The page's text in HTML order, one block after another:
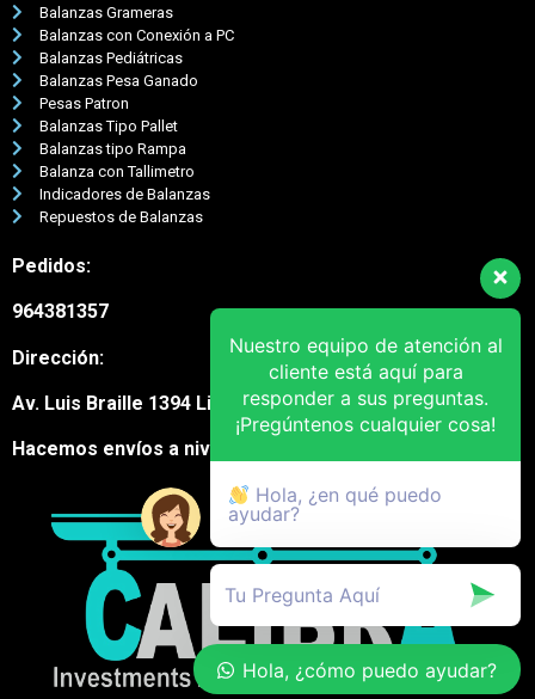
Balanzas Grameras
Balanzas con Conexión a PC
Balanzas Pediátricas
Balanzas Pesa Ganado
Pesas Patron
Balanzas Tipo Pallet
Balanzas tipo Rampa
Balanza con Tallimetro
Indicadores de Balanzas
Repuestos de Balanzas
Pedidos:
964381357
Dirección:
Av. Luis Braille 1394 Lima Cercado
Hacemos envíos a nivel nacional
Nuestro equipo de atención al
cliente está aquí para
responder a sus preguntas.
¡Pregúntenos cualquier cosa!
Hola, ¿en qué puedo
ayudar?
Hola, ¿cómo puedo ayudar?